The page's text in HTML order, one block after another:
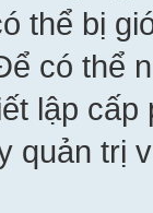
thể bị
có thể
lập
quản trị